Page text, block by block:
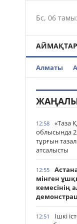
Бс, 06
АЙМАҚТАР
Алматы
12:58
«Таза
облысында
тұрғын
атсалысты
12:55
мінген
кемесінің
12:51
Ішкі